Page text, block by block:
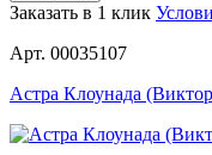
Заказать в 1 клик
Арт. 00035107
Астра Клоунада